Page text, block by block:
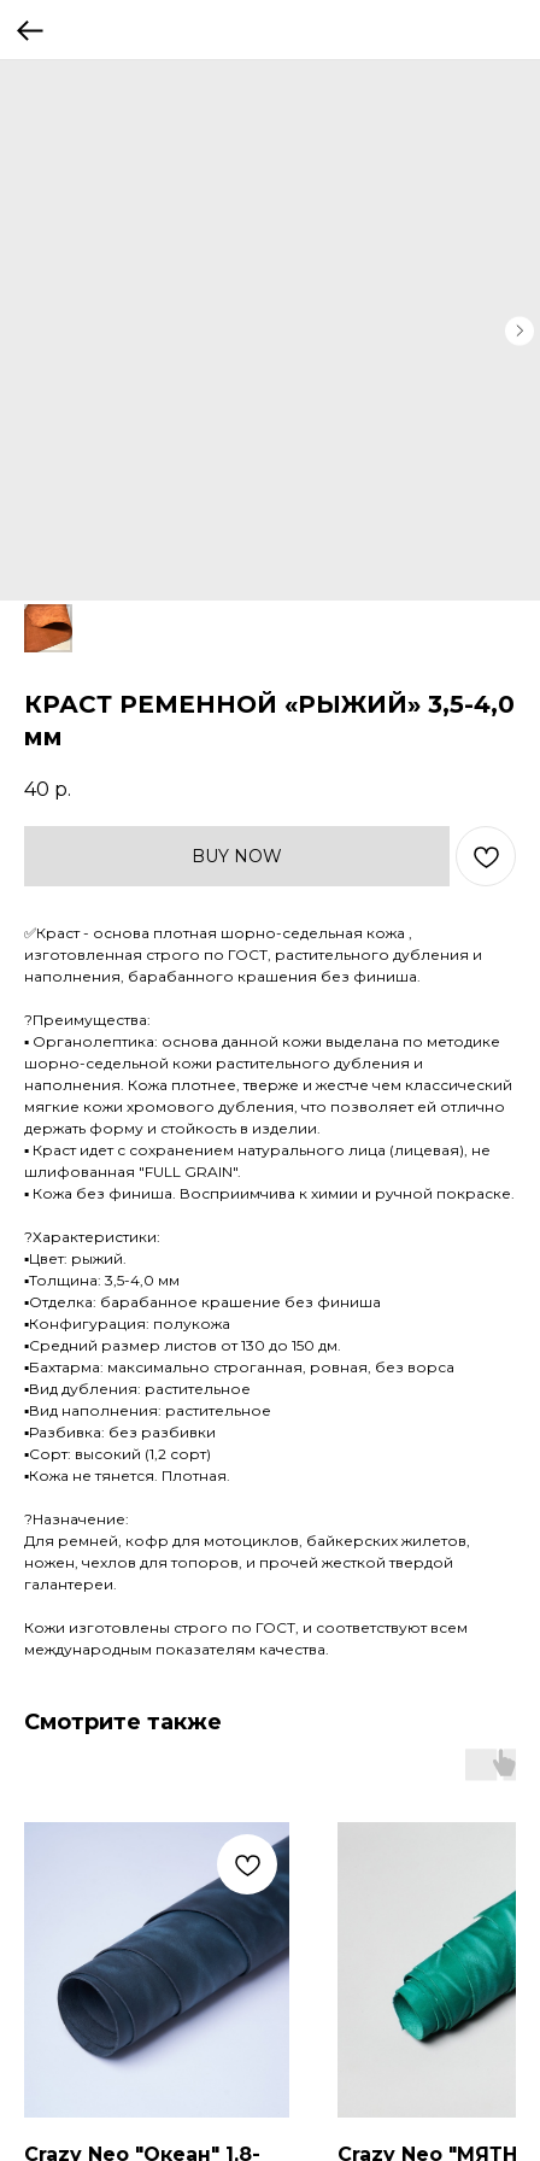
КРАСТ РЕМЕННОЙ «РЫЖИЙ» 3,5-4,0
мм
40 р.
BUY NOW
✅Краст - основа плотная шорно-седельная кожа ,
изготовленная строго по ГОСТ, растительного дубления и
наполнения, барабанного крашения без финиша.
?Преимущества:
▪ Органолептика: основа данной кожи выделана по методике
шорно-седельной кожи растительного дубления и
наполнения. Кожа плотнее, тверже и жестче чем классический
мягкие кожи хромового дубления, что позволяет ей отлично
держать форму и стойкость в изделии.
▪ Краст идет с сохранением натурального лица (лицевая), не
шлифованная "FULL GRAIN".
▪ Кожа без финиша. Восприимчива к химии и ручной покраске.
?Характеристики:
▪Цвет: рыжий.
▪Толщина: 3,5-4,0 мм
▪Отделка: барабанное крашение без финиша
▪Конфигурация: полукожа
▪Средний размер листов от 130 до 150 дм.
▪Бахтарма: максимально строганная, ровная, без ворса
▪Вид дубления: растительное
▪Вид наполнения: растительное
▪Разбивка: без разбивки
▪Сорт: высокий (1,2 сорт)
▪Кожа не тянется. Плотная.
?Назначение:
Для ремней, кофр для мотоциклов, байкерских жилетов,
ножен, чехлов для топоров, и прочей жесткой твердой
галантереи.
Кожи изготовлены строго по ГОСТ, и соответствуют всем
международным показателям качества.
Смотрите также
Crazy Neo "Океан" 1,8- Crazy Neo